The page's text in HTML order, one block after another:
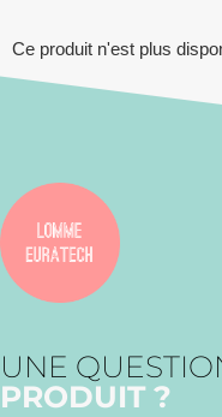
Ce produit n'est plus
UNE
PRODUIT ?